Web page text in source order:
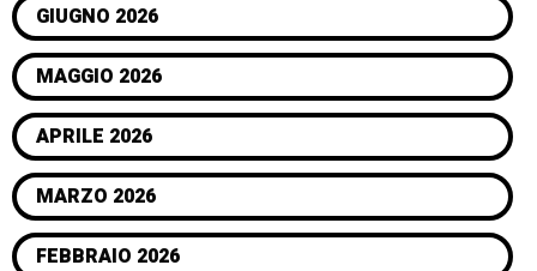
GIUGNO 2026
MAGGIO 2026
APRILE 2026
MARZO 2026
FEBBRAIO 2026